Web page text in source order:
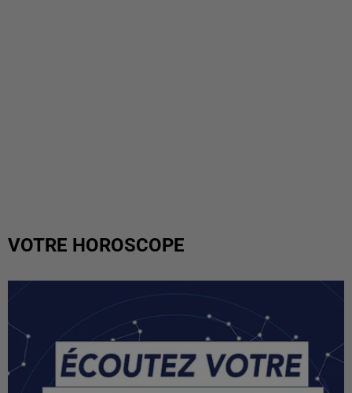
VOTRE HOROSCOPE